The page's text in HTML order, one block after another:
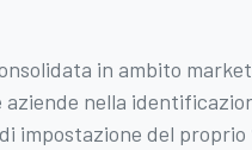
in ambito
nella
impostazione del proprio